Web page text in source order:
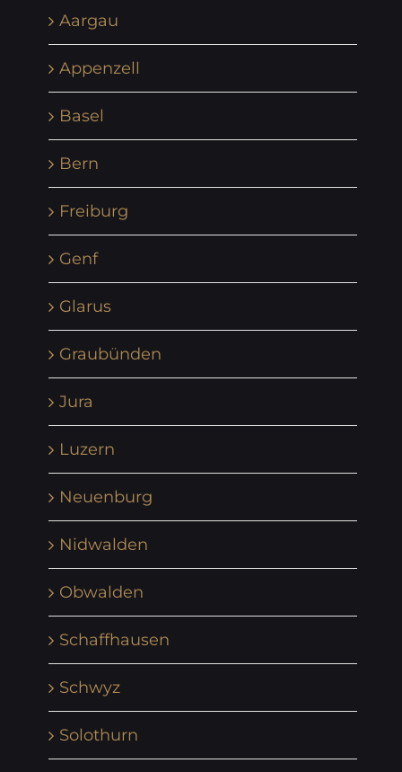
Aargau
Appenzell
Basel
Bern
Freiburg
Genf
Glarus
Graubünden
Jura
Luzern
Neuenburg
Nidwalden
Obwalden
Schaffhausen
Schwyz
Solothurn